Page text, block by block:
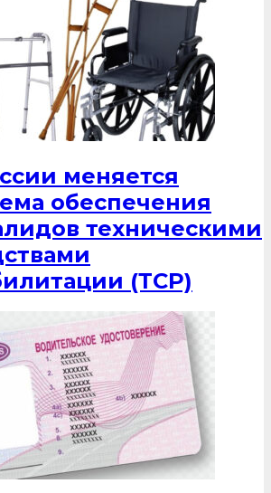
меняется
обеспечения
техническими
(ТСР)